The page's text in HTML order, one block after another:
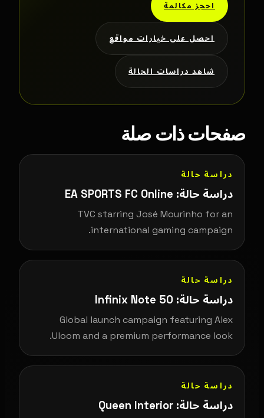
احجز مكالمة
احصل على خيارات مواقع
شاهد دراسات الحالة
صفحات ذات صلة
دراسة حالة
دراسة حالة: EA SPORTS FC Online
TVC starring José Mourinho for an
international gaming campaign.
دراسة حالة
دراسة حالة: Infinix Note 50
Global launch campaign featuring Alex
Uloom and a premium performance look.
دراسة حالة
دراسة حالة: Queen Interior